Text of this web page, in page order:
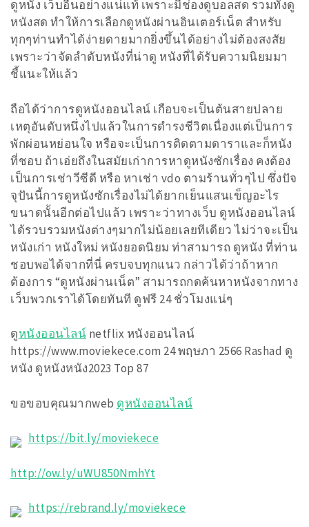
ดูหนัง เว็บอื่นอย่างแน่แท้ เพราะมีช่องดูบอลสด รวมทั้งดู
หนังสด ทำให้การเลือกดูหนังผ่านอินเตอร์เน็ต สำหรับ
ทุกๆท่านทำได้ง่ายดายมากยิ่งขึ้นได้อย่างไม่ต้องสงสัย
เพราะว่าจัดลำดับหนังที่น่าดู หนังที่ได้รับความนิยมมา
ชี้แนะให้แล้ว
ถือได้ว่าการดูหนังออนไลน์ เกือบจะเป็นต้นสายปลาย
เหตุอันดับหนึ่งไปแล้วในการดำรงชีวิตเนื่องแต่เป็นการ
พักผ่อนหย่อนใจ หรือจะเป็นการติดตามดาราและก็หนัง
ที่ชอบ ถ้าเอ่ยถึงในสมัยเก่าการหาดูหนังซักเรื่อง คงต้อง
เป็นการเช่าวีซีดี หรือ หาเช่า vdo ตามร้านทั่วๆไป ซึ่งปัจ
จุปันนี้การดูหนังซักเรื่องไม่ได้ยากเย็นแสนเข็ญอะไร
ขนาดนั้นอีกต่อไปแล้ว เพราะว่าทางเว็บ ดูหนังออนไลน์
ได้รวบรวมหนังต่างๆมากไม่น้อยเลยทีเดียว ไม่ว่าจะเป็น
หนังเก่า หนังใหม่ หนังยอดนิยม ท่าสามารถ ดูหนัง ที่ท่าน
ชอบพอได้จากที่นี่ ครบจบทุกแนว กล่าวได้ว่าถ้าหาก
ต้องการ “ดูหนังผ่านเน็ต” สามารถกดค้นหาหนังจากทาง
เว็บพวกเราได้โดยทันที ดูฟรี 24 ชั่วโมงแน่ๆ
ดูหนังออนไลน์ netflix หนังออนไลน์
https://www.moviekece.com 24 พฤษภา 2566 Rashad ดู
หนัง ดูหนังหนัง2023 Top 87
ขอขอบคุณมากweb ดูหนังออนไลน์
https://bit.ly/moviekece
http://ow.ly/uWU850NmhYt
https://rebrand.ly/moviekece